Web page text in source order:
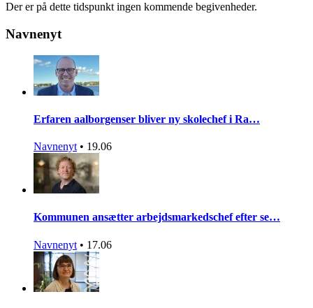
Der er på dette tidspunkt ingen kommende begivenheder.
Navnenyt
Erfaren aalborgenser bliver ny skolechef i Ra…
Navnenyt • 19.06
Kommunen ansætter arbejdsmarkedschef efter se…
Navnenyt • 17.06